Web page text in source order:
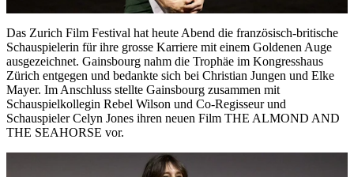
Das Zurich Film Festival hat heute Abend die französisch-britische
Schauspielerin für ihre grosse Karriere mit einem Goldenen Auge
ausgezeichnet. Gainsbourg nahm die Trophäe im Kongresshaus
Zürich entgegen und bedankte sich bei Christian Jungen und Elke
Mayer. Im Anschluss stellte Gainsbourg zusammen mit
Schauspielkollegin Rebel Wilson und Co-Regisseur und
Schauspieler Celyn Jones ihren neuen Film THE ALMOND AND
THE SEAHORSE vor.